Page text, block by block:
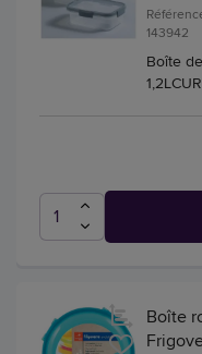
143942
Boîte
Boîte